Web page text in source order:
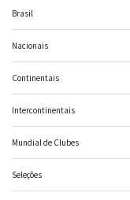
Brasil
Nacionais
Continentais
Intercontinentais
Mundial de Clubes
Seleções